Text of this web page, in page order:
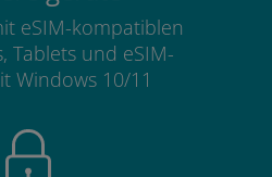
eSIM-kompatiblen
Tablets und eSIM-
Windows 10/11